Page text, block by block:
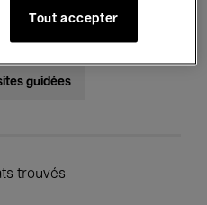
guidées
trouvés
Tout accepter